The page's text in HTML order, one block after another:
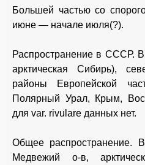
Большей частью со
июне — начале июля(?).
Распространение в СССР.
арктическая Сибирь),
районы Европейской
Полярный Урал, Крым,
для var. rivulare данных нет.
Общее распространение.
Медвежий о-в,